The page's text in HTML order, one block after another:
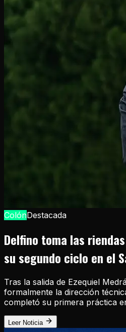
ColónDestacada
Delfino toma las
su segundo ciclo en el
Tras la salida de Ezequiel
formalmente la dirección
completó su primera práctica
Leer Noticia